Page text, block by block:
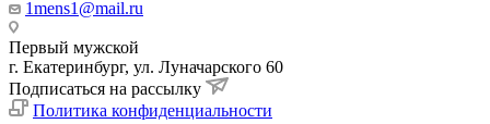
1mens1@mail.ru
Первый мужской
г. Екатеринбург, ул. Луначарского 60
Подписаться на рассылку
Политика конфиденциальности